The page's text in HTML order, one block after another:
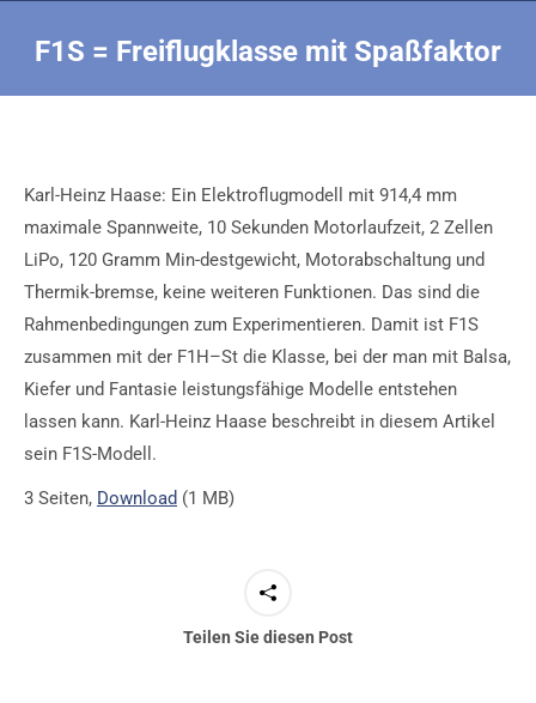
F1S = Freiflugklasse mit Spaßfaktor
Karl-Heinz Haase: Ein Elektroflugmodell mit 914,4 mm
maximale Spannweite, 10 Sekunden Motorlaufzeit, 2 Zellen
LiPo, 120 Gramm Min-destgewicht, Motorabschaltung und
Thermik-bremse, keine weiteren Funktionen. Das sind die
Rahmenbedingungen zum Experimentieren. Damit ist F1S
zusammen mit der F1H–St die Klasse, bei der man mit Balsa,
Kiefer und Fantasie leistungsfähige Modelle entstehen
lassen kann. Karl-Heinz Haase beschreibt in diesem Artikel
sein F1S-Modell.
3 Seiten, Download (1 MB)
Teilen Sie diesen Post